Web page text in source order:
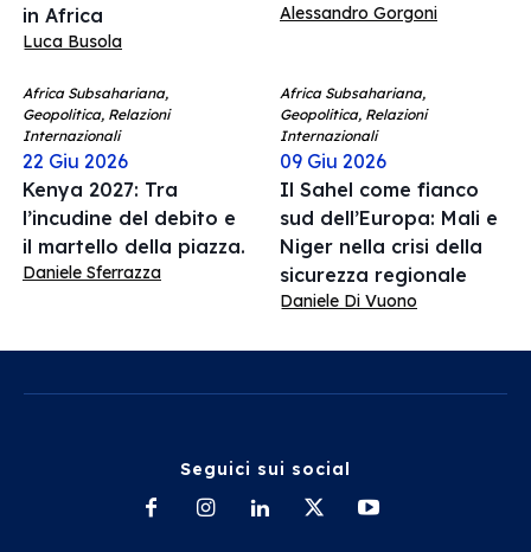
in Africa
Luca Busola
Alessandro Gorgoni
Africa Subsahariana,
Geopolitica, Relazioni
Internazionali
22 Giu 2026
Kenya 2027: Tra
l’incudine del debito e
il martello della piazza.
Daniele Sferrazza
Africa Subsahariana,
Geopolitica, Relazioni
Internazionali
09 Giu 2026
Il Sahel come fianco
sud dell’Europa: Mali e
Niger nella crisi della
sicurezza regionale
Daniele Di Vuono
Seguici sui social